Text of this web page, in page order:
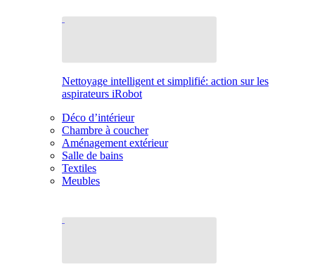
Nettoyage intelligent et simplifié: action sur les
aspirateurs iRobot
Déco d’intérieur
Chambre à coucher
Aménagement extérieur
Salle de bains
Textiles
Meubles